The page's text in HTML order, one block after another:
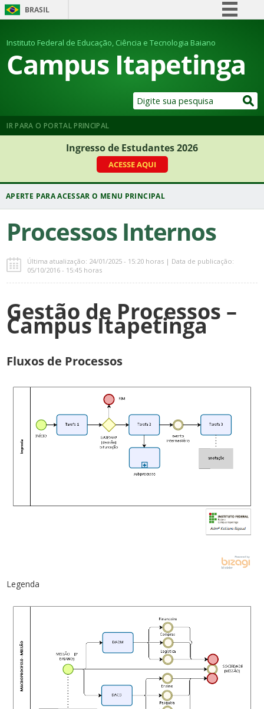
BRASIL
Comunica BR
Participe
Legislação
Instituto Federal de Educação, Ciência e Tecnologia Baiano
Campus Itapetinga
IR PARA O PORTAL PRINCIPAL
Ingresso de Estudantes 2026
ACESSE AQUI
Processos Internos
Última atualização: 24/01/2025 - 15:20 horas | Data de publicação:
05/10/2016 - 15:45 horas
Gestão de Processos –
Campus Itapetinga
Fluxos de Processos
Legenda